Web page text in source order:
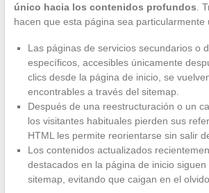
único hacia los contenidos profundos.
hacen que esta página sea particularmente
Las páginas de servicios secundarios o
específicos, accesibles únicamente
clics desde la página de inicio, se
encontrables a través del sitemap.
Después de una reestructuración o un
los visitantes habituales pierden sus
HTML les permite reorientarse sin salir
Los contenidos actualizados
destacados en la página de inicio
sitemap, evitando que caigan en el